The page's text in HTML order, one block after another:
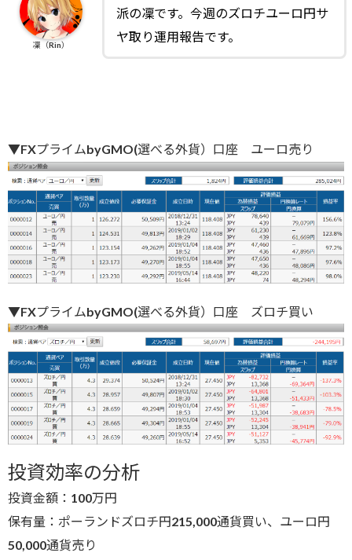
派の凜です。今週のズロチユーロ円サ
ヤ取り運用報告です。
凜（Rin）
▼FXプライムbyGMO(選べる外貨）口座 ユーロ売り
▼FXプライムbyGMO(選べる外貨）口座 ズロチ買い
投資効率の分析
投資金額：100万円
保有量：ポーランドズロチ円215,000通貨買い、ユーロ円
50,000通貨売り